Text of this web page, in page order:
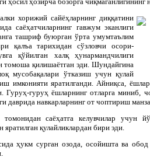
хорижий сайёҳларнинг диққатини
саёҳатчиларнинг гавжум эканлиги
ташриф буюрган ўрта умумтаълим
қалъа тарихидан сўзловчи осори-
қўйилган халқ ҳунармандчилиги
томоша қилишаётган эди. Шундайгина
мусобақалари ўтказиш учун қулай
имконияти яратилганди. Айниқса,
Гуруҳ-гуруҳ ёшларнинг отларга миниб,
даврида навкарларнинг от чоптириш
саёҳатга келувчилар учун
қулайликлардан бири эди.
ҳукм сурган озода, осойишта ва